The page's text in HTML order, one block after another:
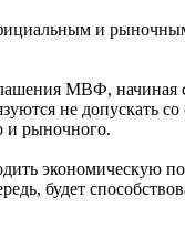
и
МВФ, начиная
не допускать
и рыночного.
экономическую
будет